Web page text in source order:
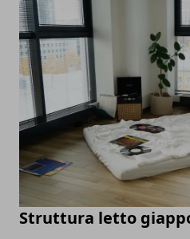
Struttura letto